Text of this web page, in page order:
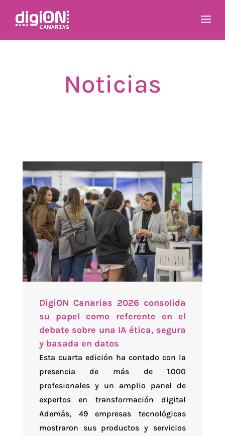
Noticias
DigiON Canarias 2026 consolida
su papel como referente en el
debate sobre una IA ética, segura
y basada en datos
Esta cuarta edición ha contado con la
presencia de más de 1.000
profesionales y un amplio panel de
expertos en transformación digital
Además, 49 empresas tecnológicas
mostraron sus productos y servicios